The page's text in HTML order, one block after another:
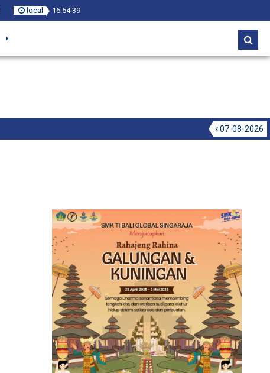
local 16:54 40
07-08-2026